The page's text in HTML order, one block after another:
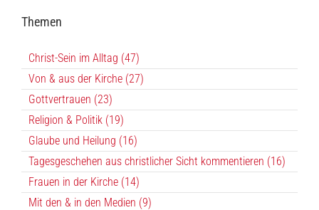
Themen
Christ-Sein im Alltag (47)
Von & aus der Kirche (27)
Gottvertrauen (23)
Religion & Politik (19)
Glaube und Heilung (16)
Tagesgeschehen aus christlicher Sicht kommentieren (16)
Frauen in der Kirche (14)
Mit den & in den Medien (9)